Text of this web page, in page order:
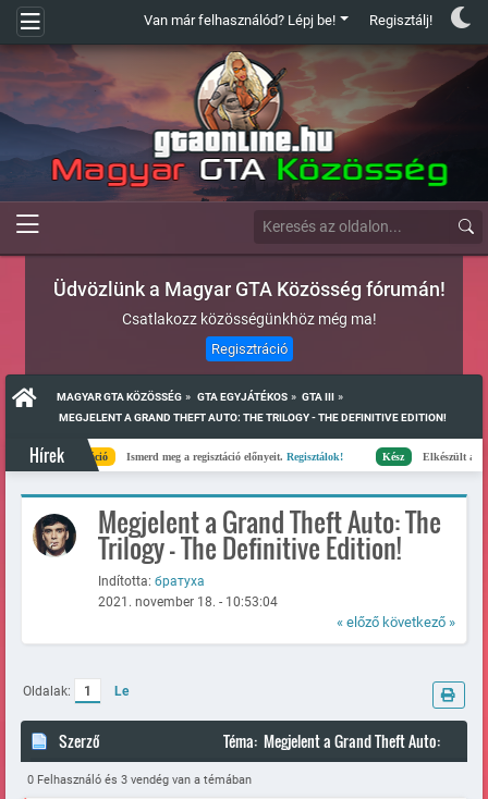
Van már felhasználód? Lépj be! Regisztálj!
Üdvözlünk a Magyar GTA Közösség fórumán!
Csatlakozz közösségünkhöz még ma!
Regisztráció
MAGYAR GTA KÖZÖSSÉG » GTA EGYJÁTÉKOS » GTA III »
MEGJELENT A GRAND THEFT AUTO: THE TRILOGY - THE DEFINITIVE EDITION!
Hírek
Regisztráció Ismerd meg a regisztáció előnyeit.Regisztálok! Elkészült a
Megjelent a Grand Theft Auto: The
Trilogy - The Definitive Edition!
Indította: братуха
2021. november 18. - 10:53:04
« előző következő »
Oldalak: 1 Le
Szerző
Téma: Megjelent a Grand Theft Auto:
The Trilogy - The Definitive Edition! (Megtekintve 89786 alkalommal)
0 Felhasználó és 3 vendég van a témában